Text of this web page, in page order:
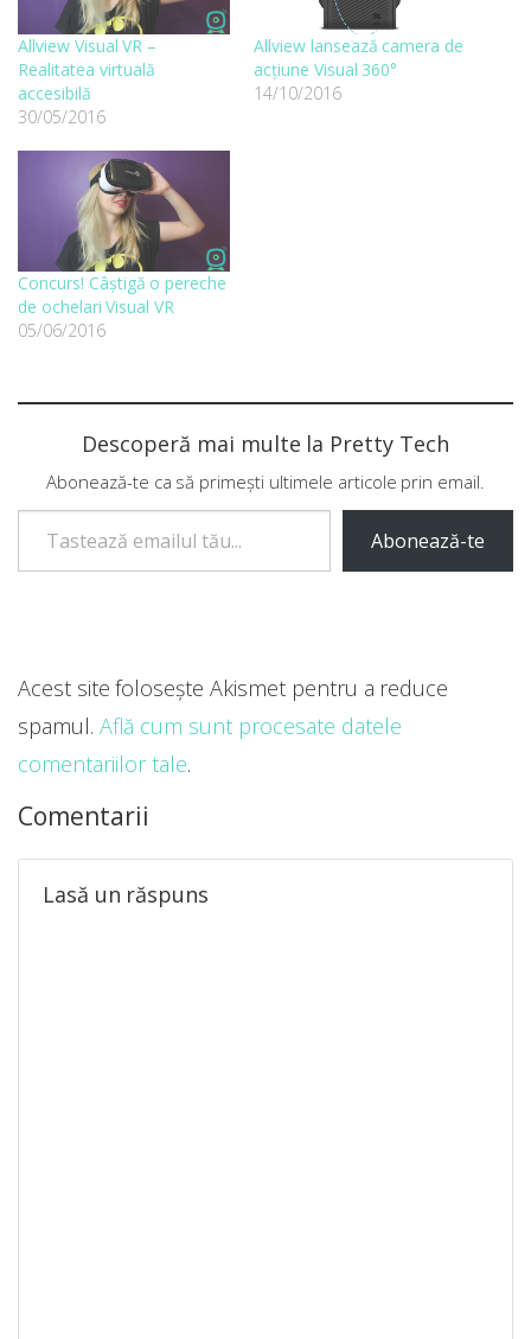
Allview Visual VR –
Realitatea virtuală
accesibilă
30/05/2016
Allview lansează camera de
acțiune Visual 360°
14/10/2016
Concurs! Câștigă o pereche
de ochelari Visual VR
05/06/2016
Descoperă mai multe la Pretty Tech
Abonează-te ca să primești ultimele articole prin email.
Tastează emailul tău...
Abonează-te
Comentarii
Lasă un răspuns
Acest site folosește Akismet pentru a reduce
spamul. Află cum sunt procesate datele
comentariilor tale.